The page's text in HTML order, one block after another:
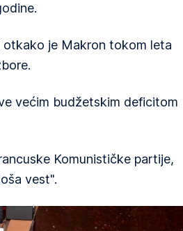
je Makron tokom leta
većim budžetskim deficitom
Komunističke partije,
vest".